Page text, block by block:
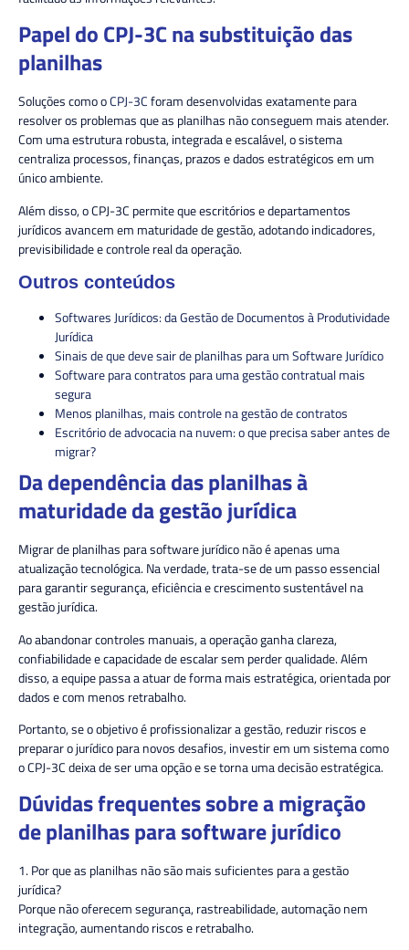
Papel do CPJ-3C na substituição das
planilhas
Soluções como oCPJ-3Cforam desenvolvidas exatamente para
resolver os problemas que as planilhas não conseguem mais atender.
Com uma estrutura robusta, integrada e escalável, o sistema
centraliza processos, finanças, prazos e dados estratégicos em um
único ambiente.
Além disso, o CPJ-3C permite que escritórios e departamentos
jurídicos avancem em maturidade de gestão, adotando indicadores,
previsibilidade e controle real da operação.
Outros conteúdos
Softwares Jurídicos: da Gestão de Documentos à Produtividade
Jurídica
Sinais de que deve sair de planilhas para um Software Jurídico
Software para contratos para uma gestão contratual mais
segura
Menos planilhas, mais controle na gestão de contratos
Escritório de advocacia na nuvem: o que precisa saber antes de
migrar?
Da dependência das planilhas à
maturidade da gestão jurídica
Migrar de planilhas para software jurídico não é apenas uma
atualização tecnológica. Na verdade, trata-se de um passo essencial
para garantir segurança, eficiência e crescimento sustentável na
gestão jurídica.
Ao abandonar controles manuais, a operação ganha clareza,
confiabilidade e capacidade de escalar sem perder qualidade. Além
disso, a equipe passa a atuar de forma mais estratégica, orientada por
dados e com menos retrabalho.
Portanto, se o objetivo é profissionalizar a gestão, reduzir riscos e
preparar o jurídico para novos desafios, investir em um sistema como
o CPJ-3C deixa de ser uma opção e se torna uma decisão estratégica.
Dúvidas frequentes sobre a migração
de planilhas para software jurídico
1. Por que as planilhas não são mais suficientes para a gestão
jurídica?
Porque não oferecem segurança, rastreabilidade, automação nem
integração, aumentando riscos e retrabalho.